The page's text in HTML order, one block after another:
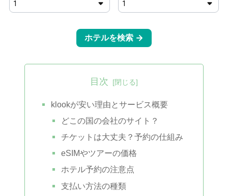
目次
klookが安い理由とサービス概要
どこの国の会社のサイト？
チケットは大丈夫？予約の仕組み
eSIMやツアーの価格
ホテル予約の注意点
支払い方法の種類